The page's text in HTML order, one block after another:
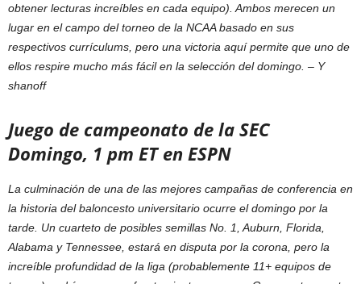
obtener lecturas increíbles en cada equipo). Ambos merecen un
lugar en el campo del torneo de la NCAA basado en sus
respectivos currículums, pero una victoria aquí permite que uno de
ellos respire mucho más fácil en la selección del domingo. – Y
shanoff
Juego de campeonato de la SEC
Domingo, 1 pm ET en ESPN
La culminación de una de las mejores campañas de conferencia en
la historia del baloncesto universitario ocurre el domingo por la
tarde. Un cuarteto de posibles semillas No. 1, Auburn, Florida,
Alabama y Tennessee, estará en disputa por la corona, pero la
increíble profundidad de la liga (probablemente 11+ equipos de